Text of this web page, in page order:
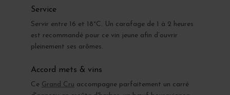
Service
Servir entre 16 et 18°C. Un carafage de 1 à 2 heures
est recommandé pour ce vin jeune afin d’ouvrir
pleinement ses arômes.
Accord mets & vins
Ce Grand Cru accompagne parfaitement un carré